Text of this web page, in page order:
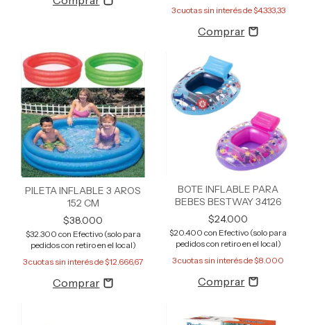
3cuotas sin interés de$4.333,33
PILETA INFLABLE 3 AROS
152 CM
$38.000
$32.300 con Efectivo (solo para
pedidos con retiro en el local)
3cuotas sin interés de$12.666,67
BOTE INFLABLE PARA
BEBES BESTWAY 34126
$24.000
$20.400 con Efectivo (solo para
pedidos con retiro en el local)
3cuotas sin interés de$8.000